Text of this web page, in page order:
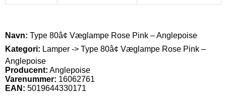
Navn: Type 80â¢ Væglampe Rose Pink – Anglepoise
Kategori: Lamper -> Type 80â¢ Væglampe Rose Pink –
Anglepoise
Producent: Anglepoise
Varenummer: 16062761
EAN: 5019644330171